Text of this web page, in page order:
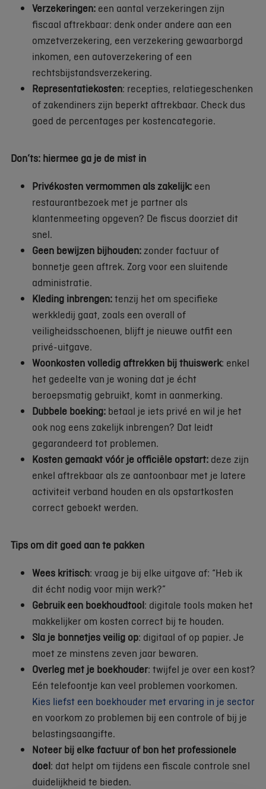
Verzekeringen: een aantal verzekeringen zijn
fiscaal aftrekbaar: denk onder andere aan een
omzetverzekering, een verzekering gewaarborgd
inkomen, een autoverzekering of een
rechtsbijstandsverzekering.
Representatiekosten: recepties, relatiegeschenken
of zakendiners zijn beperkt aftrekbaar. Check dus
goed de percentages per kostencategorie.
Don’ts: hiermee ga je de mist in
Privékosten vermommen als zakelijk: een
restaurantbezoek met je partner als
klantenmeeting opgeven? De fiscus doorziet dit
snel.
Geen bewijzen bijhouden:zonder factuur of
bonnetje geen aftrek. Zorg voor een sluitende
administratie.
Kleding inbrengen:tenzij het om specifieke
werkkledij gaat, zoals een overall of
veiligheidsschoenen, blijft je nieuwe outfit een
privé-uitgave.
Woonkosten volledig aftrekken bij thuiswerk: enkel
het gedeelte van je woning dat je écht
beroepsmatig gebruikt, komt in aanmerking.
Dubbele boeking: betaal je iets privé en wil je het
ook nog eens zakelijk inbrengen? Dat leidt
gegarandeerd tot problemen.
Kosten gemaakt vóór je officiële opstart: deze zijn
enkel aftrekbaar als ze aantoonbaar met je latere
activiteit verband houden en als opstartkosten
correct geboekt werden.
Tips om dit goed aan te pakken
Wees kritisch: vraag je bij elke uitgave af: “Heb ik
dit écht nodig voor mijn werk?”
Gebruik een boekhoudtool: digitale tools maken het
makkelijker om kosten correct bij te houden.
Sla je bonnetjes veilig op: digitaal of op papier. Je
moet ze minstens zeven jaar bewaren.
Overleg met je boekhouder: twijfel je over een kost?
Eén telefoontje kan veel problemen voorkomen.
Kies liefst een boekhouder met ervaring in je sector
en voorkom zo problemen bij een controle of bij je
belastingsaangifte.
Noteer bij elke factuur of bon het professionele
doel: dat helpt om tijdens een fiscale controle snel
duidelijkheid te bieden.